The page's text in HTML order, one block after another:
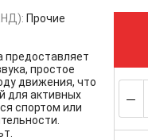
Прочие
предоставляет
простое
движения, что
для активных
спортом или